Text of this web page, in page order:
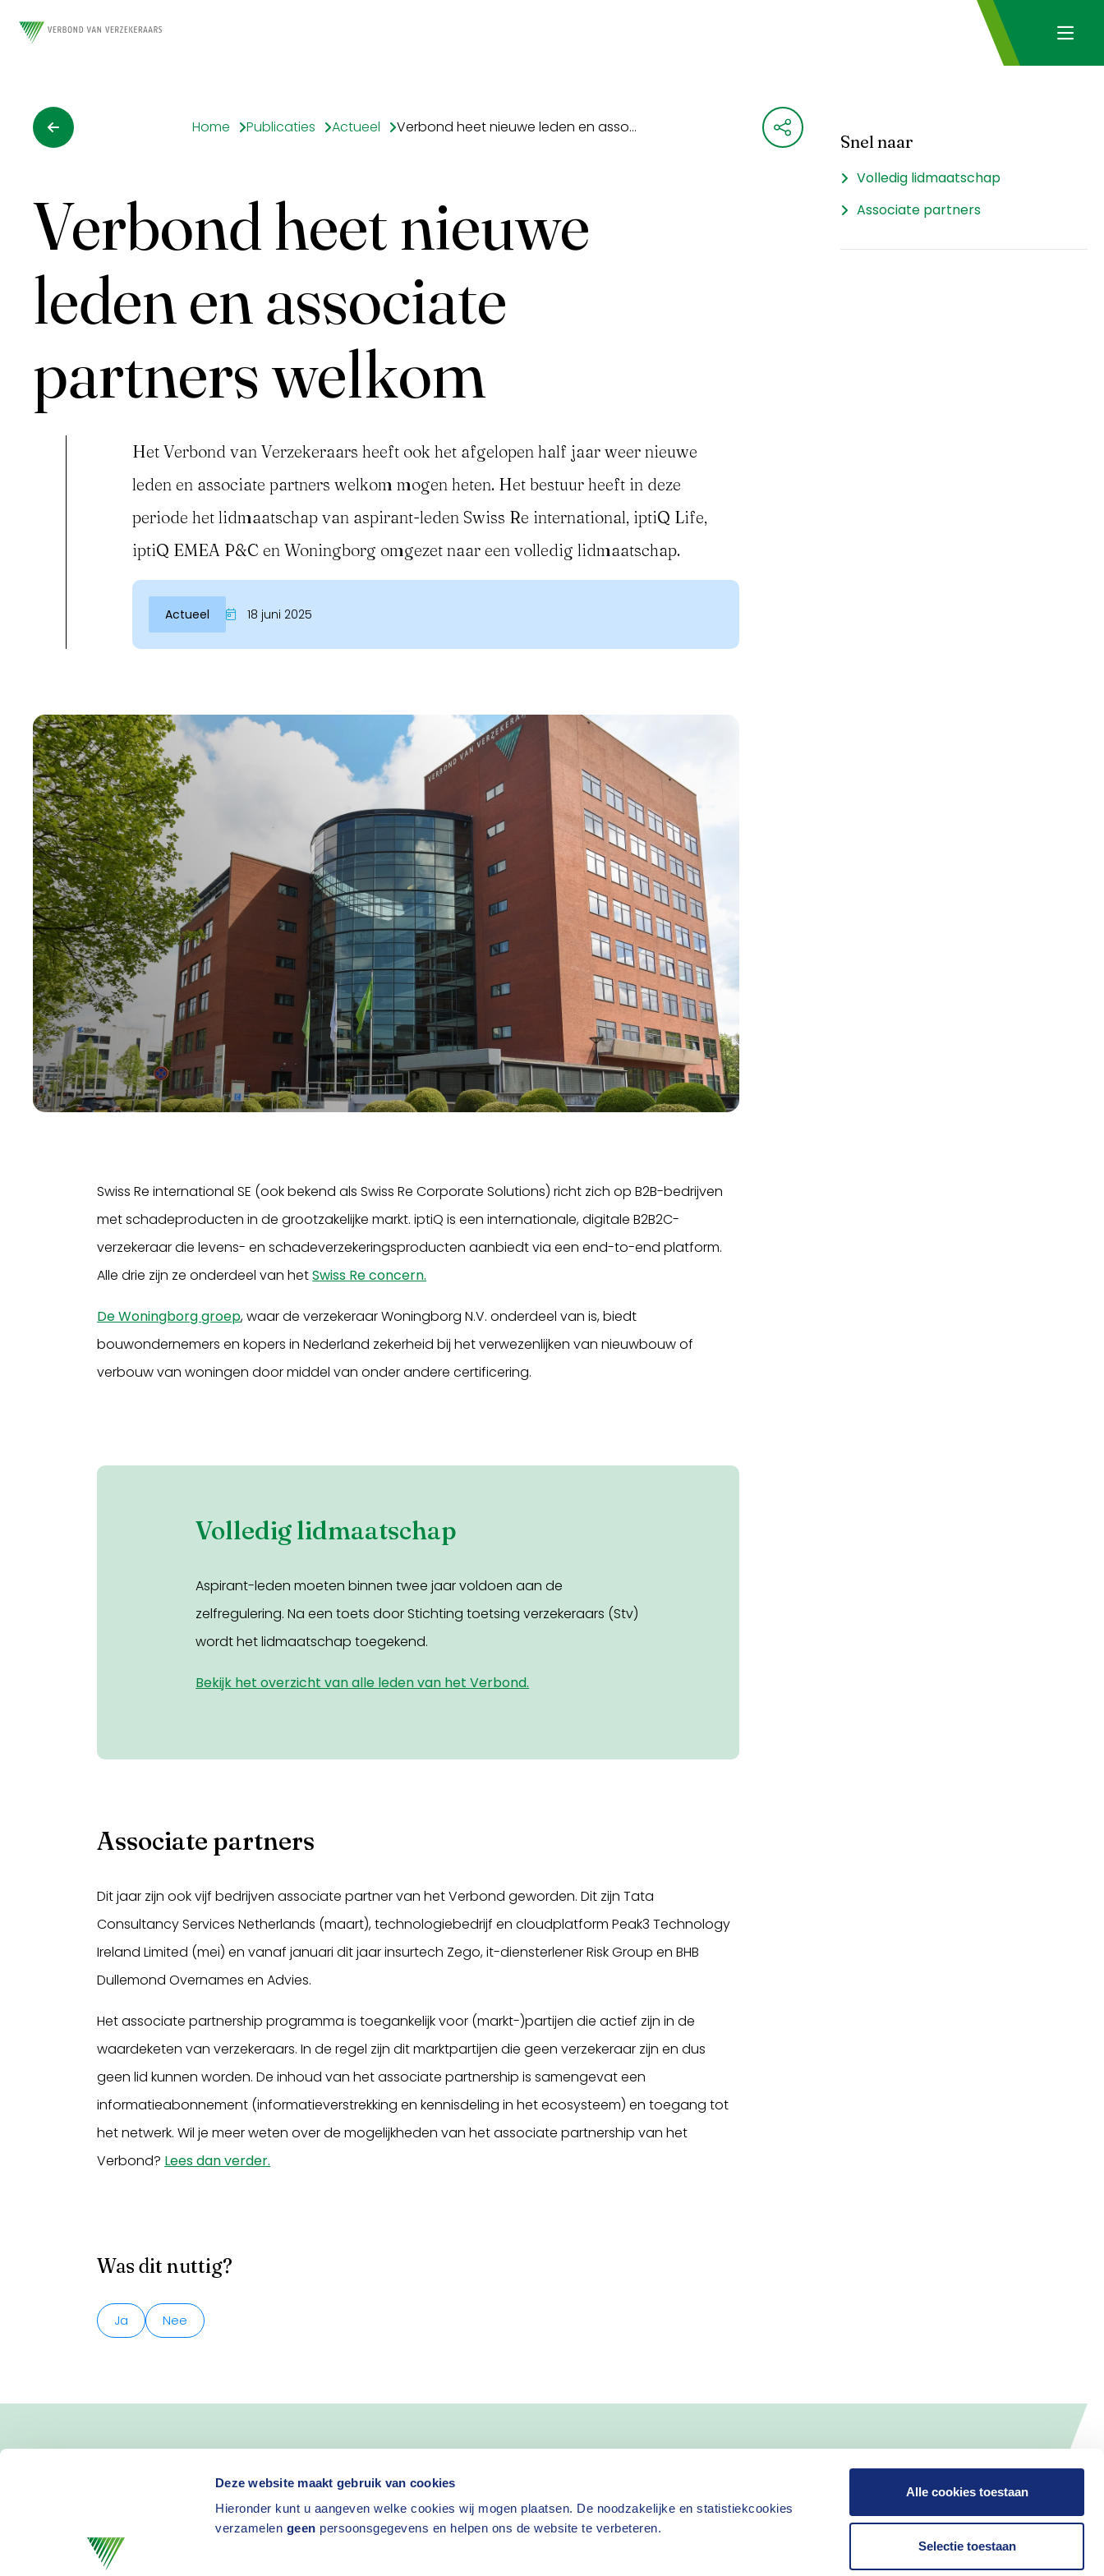
Deze website maakt gebruik van cookies
Hieronder kunt u aangeven welke cookies wij mogen plaatsen. De noodzakelijke en statistiekcookies
verzamelen geen persoonsgegevens en helpen ons de website te verbeteren.
Alle cookies toestaan
Selectie toestaan
Home Publicaties Actueel Verbond heet nieuwe leden en associate partners welkom
Verbond heet nieuwe
leden en associate
partners welkom
Het Verbond van Verzekeraars heeft ook het afgelopen half jaar weer nieuwe
leden en associate partners welkom mogen heten. Het bestuur heeft in deze
periode het lidmaatschap van aspirant-leden Swiss Re international, iptiQ Life,
iptiQ EMEA P&C en Woningborg omgezet naar een volledig lidmaatschap.
Actueel 18 juni 2025
Swiss Re international SE (ook bekend als Swiss Re Corporate Solutions) richt zich op B2B-bedrijven
met schadeproducten in de grootzakelijke markt. iptiQ is een internationale, digitale B2B2C-
verzekeraar die levens- en schadeverzekeringsproducten aanbiedt via een end-to-end platform.
Alle drie zijn ze onderdeel van hetSwiss Re concern.
De Woningborg groep, waar de verzekeraar Woningborg N.V. onderdeel van is, biedt
bouwondernemers en kopers in Nederland zekerheid bij het verwezenlijken van nieuwbouw of
verbouw van woningen door middel van onder andere certificering.
Volledig lidmaatschap
Aspirant-leden moeten binnen twee jaar voldoen aan de
zelfregulering. Na een toets door Stichting toetsing verzekeraars (Stv)
wordt het lidmaatschap toegekend.
Bekijk het overzicht van alle leden van het Verbond.
Associate partners
Dit jaar zijn ook vijf bedrijven associate partner van het Verbond geworden. Dit zijn Tata
Consultancy Services Netherlands (maart), technologiebedrijf en cloudplatform Peak3 Technology
Ireland Limited (mei) en vanaf januari dit jaar insurtech Zego, it-diensterlener Risk Group en BHB
Dullemond Overnames en Advies.
Het associate partnership programma is toegankelijk voor (markt-)partijen die actief zijn in de
waardeketen van verzekeraars. In de regel zijn dit marktpartijen die geen verzekeraar zijn en dus
geen lid kunnen worden. De inhoud van het associate partnership is samengevat een
informatieabonnement (informatieverstrekking en kennisdeling in het ecosysteem) en toegang tot
het netwerk. Wil je meer weten over de mogelijkheden van het associate partnership van het
Verbond? Lees dan verder.
Was dit nuttig?
Ja Nee
Snel naar
Volledig lidmaatschap
Associate partners
Blijf op de hoogte van nieuws
en activiteiten
Nieuwsbrief aanvragen